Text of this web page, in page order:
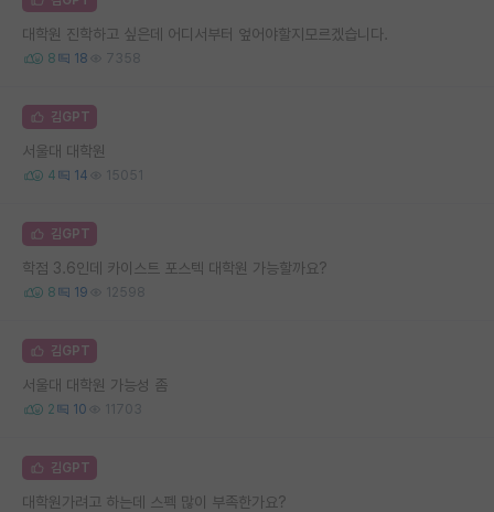
대학원 진학하고 싶은데 어디서부터 엎어야할지모르겠습니다.
8 18 7358
김GPT
서울대 대학원
4 14 15051
김GPT
학점 3.6인데 카이스트 포스텍 대학원 가능할까요?
8 19 12598
김GPT
서울대 대학원 가능성 좀
2 10 11703
김GPT
대학원가려고 하는데 스펙 많이 부족한가요?